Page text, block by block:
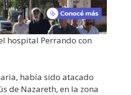
hospital Perrando con
había sido atacado
de Nazareth, en la zona